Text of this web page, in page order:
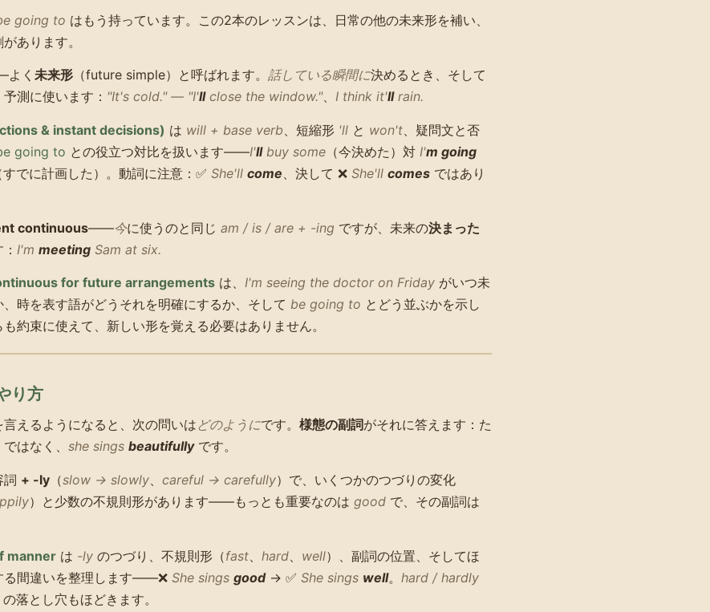
going to はもう持っています。この2本のレッスンは、日常の他の未来形を補い、
あります。
く 未来形 （future simple）と呼ばれます。 話している瞬間に決めるとき、そして
測に使います： "It's cold." — "I'llclose the window."、 I think it'llrain.
& instant decisions) は will + base verb 、短縮形 'll と won't 、疑問文と否
going to との役立つ対比を扱います——I'llbuy some （今決めた）対 I'm going
すでに計画した）。動詞に注意：✅ She'll come 、決して ❌ She'll comes ではあり
continuous——今に使うのと同じ am / is / are + -ing ですが、未来の決まった
I'm meeting Sam at six.
for future arrangements は、 I'm seeing the doctor on Friday がいつ未
時を表す語がどうそれを明確にするか、そして be going to とどう並ぶかを示し
約束に使えて、新しい形を覚える必要はありません。
り方
えるようになると、次の問いはどのようにです。 様態の副詞がそれに答えます：た
ではなく、 she sings beautifullyです。
詞 + -ly （slow → slowly careful → carefully）で、いくつかのつづりの変化
）と少数の不規則形があります——もっとも重要なのは good で、その副詞は
manner は -ly のつづり、不規則形（fast、 hard、 well）、副詞の位置、そしてほ
る間違いを整理します——❌ She sings good→ ✅ She sings well。 hard / hardly
の落とし穴もほどきます。